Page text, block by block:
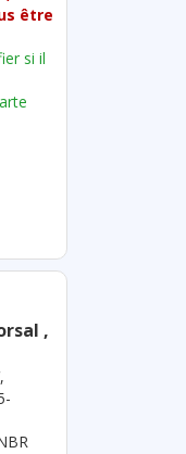
être
si il
,